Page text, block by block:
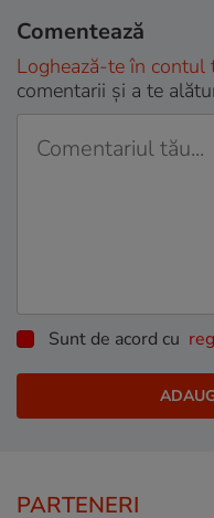
Comentează
Loghează-te în contul
comentarii și a te
Sunt de acord cu
PARTENERI